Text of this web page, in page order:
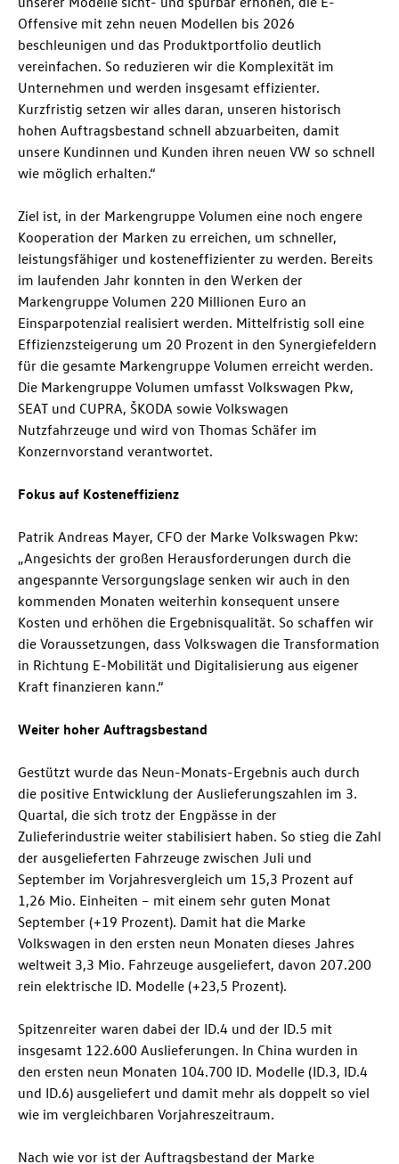
Offensive mit zehn neuen Modellen bis 2026
beschleunigen und das Produktportfolio deutlich
vereinfachen. So reduzieren wir die Komplexität im
Unternehmen und werden insgesamt effizienter.
Kurzfristig setzen wir alles daran, unseren historisch
hohen Auftragsbestand schnell abzuarbeiten, damit
unsere Kundinnen und Kunden ihren neuen VW so schnell
wie möglich erhalten.“
Ziel ist, in der Markengruppe Volumen eine noch engere
Kooperation der Marken zu erreichen, um schneller,
leistungsfähiger und kosteneffizienter zu werden. Bereits
im laufenden Jahr konnten in den Werken der
Markengruppe Volumen 220 Millionen Euro an
Einsparpotenzial realisiert werden. Mittelfristig soll eine
Effizienzsteigerung um 20 Prozent in den Synergiefeldern
für die gesamte Markengruppe Volumen erreicht werden.
Die Markengruppe Volumen umfasst Volkswagen Pkw,
SEAT und CUPRA, ŠKODA sowie Volkswagen
Nutzfahrzeuge und wird von Thomas Schäfer im
Konzernvorstand verantwortet.
Fokus auf Kosteneffizienz
Patrik Andreas Mayer, CFO der Marke Volkswagen Pkw:
„Angesichts der großen Herausforderungen durch die
angespannte Versorgungslage senken wir auch in den
kommenden Monaten weiterhin konsequent unsere
Kosten und erhöhen die Ergebnisqualität. So schaffen wir
die Voraussetzungen, dass Volkswagen die Transformation
in Richtung E-Mobilität und Digitalisierung aus eigener
Kraft finanzieren kann.“
Weiter hoher Auftragsbestand
Gestützt wurde das Neun-Monats-Ergebnis auch durch
die positive Entwicklung der Auslieferungszahlen im 3.
Quartal, die sich trotz der Engpässe in der
Zulieferindustrie weiter stabilisiert haben. So stieg die Zahl
der ausgelieferten Fahrzeuge zwischen Juli und
September im Vorjahresvergleich um 15,3 Prozent auf
1,26 Mio. Einheiten – mit einem sehr guten Monat
September (+19 Prozent). Damit hat die Marke
Volkswagen in den ersten neun Monaten dieses Jahres
weltweit 3,3 Mio. Fahrzeuge ausgeliefert, davon 207.200
rein elektrische ID. Modelle (+23,5 Prozent).
Spitzenreiter waren dabei der ID.4 und der ID.5 mit
insgesamt 122.600 Auslieferungen. In China wurden in
den ersten neun Monaten 104.700 ID. Modelle (ID.3, ID.4
und ID.6) ausgeliefert und damit mehr als doppelt so viel
wie im vergleichbaren Vorjahreszeitraum.
Nach wie vor ist der Auftragsbestand der Marke